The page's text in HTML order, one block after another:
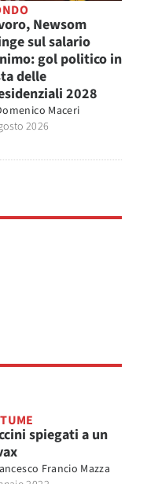
Newsom
sul salario
gol politico in
delle
2028
Maceri
2026
spiegati a un
Francio Mazza